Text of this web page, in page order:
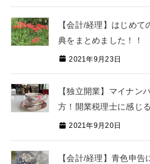
【会計/経理】はじめ
典をまとめました！！
2021年9月23日
【独立開業】マイナン
方！開業税理士に感じ
2021年9月20日
【会計/経理】青色申